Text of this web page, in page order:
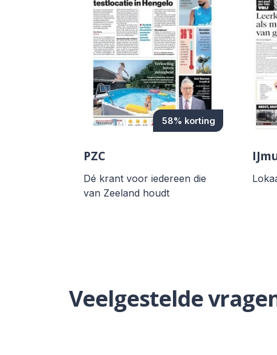
58% korting
PZC
Dé krant voor iedereen die
van Zeeland houdt
Veelgestelde